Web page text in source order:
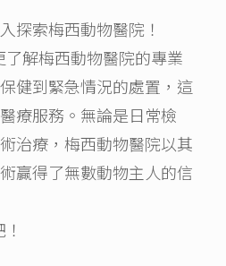
探索梅西動物醫院！
解梅西動物醫院的專業
健到緊急情況的處置，這
療服務。無論是日常檢
治療，梅西動物醫院以其
贏得了無數動物主人的信